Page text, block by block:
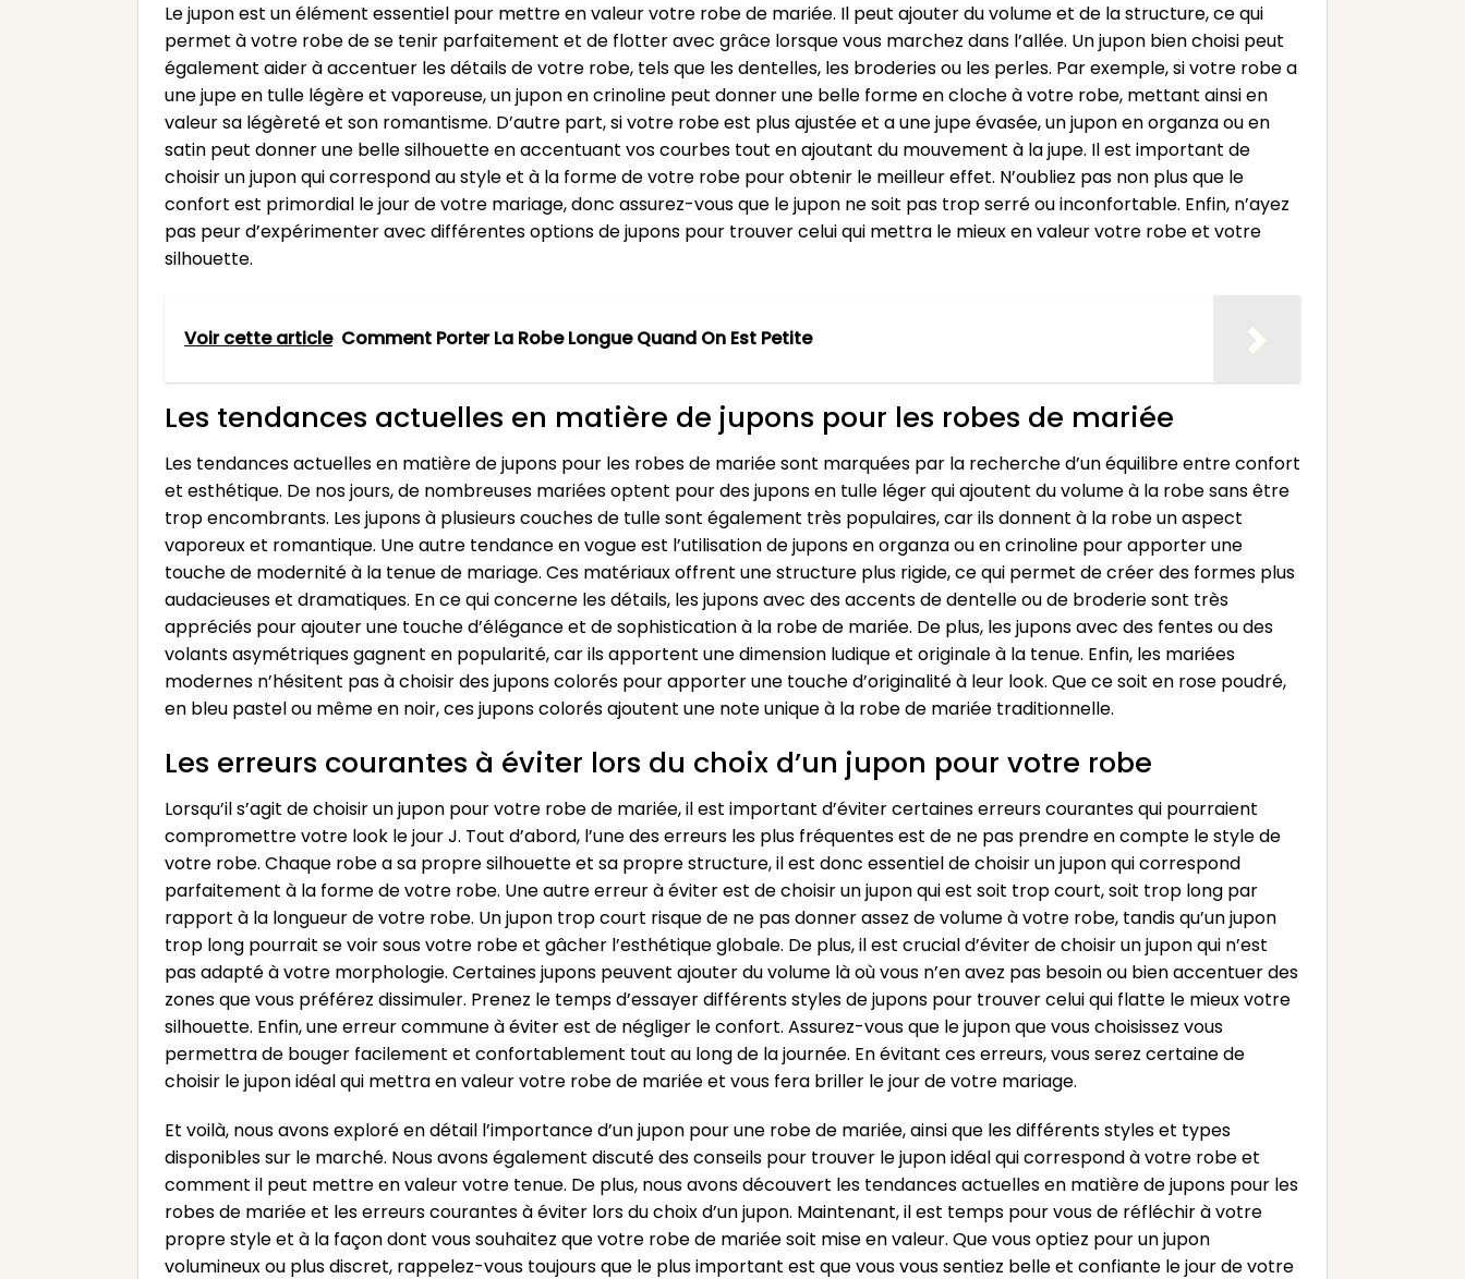
Le jupon est un élément essentiel pour mettre en valeur votre robe de mariée. Il peut ajouter du volume et de la structure, ce qui
permet à votre robe de se tenir parfaitement et de flotter avec grâce lorsque vous marchez dans l’allée. Un jupon bien choisi peut
également aider à accentuer les détails de votre robe, tels que les dentelles, les broderies ou les perles. Par exemple, si votre robe a
une jupe en tulle légère et vaporeuse, un jupon en crinoline peut donner une belle forme en cloche à votre robe, mettant ainsi en
valeur sa légèreté et son romantisme. D’autre part, si votre robe est plus ajustée et a une jupe évasée, un jupon en organza ou en
satin peut donner une belle silhouette en accentuant vos courbes tout en ajoutant du mouvement à la jupe. Il est important de
choisir un jupon qui correspond au style et à la forme de votre robe pour obtenir le meilleur effet. N’oubliez pas non plus que le
confort est primordial le jour de votre mariage, donc assurez-vous que le jupon ne soit pas trop serré ou inconfortable. Enfin, n’ayez
pas peur d’expérimenter avec différentes options de jupons pour trouver celui qui mettra le mieux en valeur votre robe et votre
silhouette.
Voir cette article Comment Porter La Robe Longue Quand On Est Petite
Les tendances actuelles en matière de jupons pour les robes de mariée
Les tendances actuelles en matière de jupons pour les robes de mariée sont marquées par la recherche d’un équilibre entre confort
et esthétique. De nos jours, de nombreuses mariées optent pour des jupons en tulle léger qui ajoutent du volume à la robe sans être
trop encombrants. Les jupons à plusieurs couches de tulle sont également très populaires, car ils donnent à la robe un aspect
vaporeux et romantique. Une autre tendance en vogue est l’utilisation de jupons en organza ou en crinoline pour apporter une
touche de modernité à la tenue de mariage. Ces matériaux offrent une structure plus rigide, ce qui permet de créer des formes plus
audacieuses et dramatiques. En ce qui concerne les détails, les jupons avec des accents de dentelle ou de broderie sont très
appréciés pour ajouter une touche d’élégance et de sophistication à la robe de mariée. De plus, les jupons avec des fentes ou des
volants asymétriques gagnent en popularité, car ils apportent une dimension ludique et originale à la tenue. Enfin, les mariées
modernes n’hésitent pas à choisir des jupons colorés pour apporter une touche d’originalité à leur look. Que ce soit en rose poudré,
en bleu pastel ou même en noir, ces jupons colorés ajoutent une note unique à la robe de mariée traditionnelle.
Les erreurs courantes à éviter lors du choix d’un jupon pour votre robe
Lorsqu’il s’agit de choisir un jupon pour votre robe de mariée, il est important d’éviter certaines erreurs courantes qui pourraient
compromettre votre look le jour J. Tout d’abord, l’une des erreurs les plus fréquentes est de ne pas prendre en compte le style de
votre robe. Chaque robe a sa propre silhouette et sa propre structure, il est donc essentiel de choisir un jupon qui correspond
parfaitement à la forme de votre robe. Une autre erreur à éviter est de choisir un jupon qui est soit trop court, soit trop long par
rapport à la longueur de votre robe. Un jupon trop court risque de ne pas donner assez de volume à votre robe, tandis qu’un jupon
trop long pourrait se voir sous votre robe et gâcher l’esthétique globale. De plus, il est crucial d’éviter de choisir un jupon qui n’est
pas adapté à votre morphologie. Certaines jupons peuvent ajouter du volume là où vous n’en avez pas besoin ou bien accentuer des
zones que vous préférez dissimuler. Prenez le temps d’essayer différents styles de jupons pour trouver celui qui flatte le mieux votre
silhouette. Enfin, une erreur commune à éviter est de négliger le confort. Assurez-vous que le jupon que vous choisissez vous
permettra de bouger facilement et confortablement tout au long de la journée. En évitant ces erreurs, vous serez certaine de
choisir le jupon idéal qui mettra en valeur votre robe de mariée et vous fera briller le jour de votre mariage.
Et voilà, nous avons exploré en détail l’importance d’un jupon pour une robe de mariée, ainsi que les différents styles et types
disponibles sur le marché. Nous avons également discuté des conseils pour trouver le jupon idéal qui correspond à votre robe et
comment il peut mettre en valeur votre tenue. De plus, nous avons découvert les tendances actuelles en matière de jupons pour les
robes de mariée et les erreurs courantes à éviter lors du choix d’un jupon. Maintenant, il est temps pour vous de réfléchir à votre
propre style et à la façon dont vous souhaitez que votre robe de mariée soit mise en valeur. Que vous optiez pour un jupon
volumineux ou plus discret, rappelez-vous toujours que le plus important est que vous vous sentiez belle et confiante le jour de votre